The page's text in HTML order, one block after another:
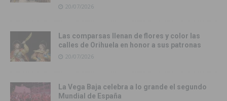
20/07/2026
Las comparsas llenan de flores y color las
calles de Orihuela en honor a sus patronas
20/07/2026
La Vega Baja celebra a lo grande el segundo
Mundial de España